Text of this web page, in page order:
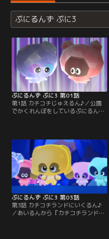
ぷにるんず ぷに3
ぷにるんず ぷに3 第01話
第1話 カチコチじゅえるん♪／公園
でかくれんぼをしているぷにるん
うなじゅえるんをたすけるあいる
ん。 すると、じゅえるんは「きみこ
そ勇者だ！」と、あいるんをあるば
しょにつれていく。 そこは、すべて
がカチコチでできた『カチコチラン
ド』。
ぷにるんず ぷに3 第03話
第3話 カチコチランドにいくるん♪
／あいるんから『カチコチランド』